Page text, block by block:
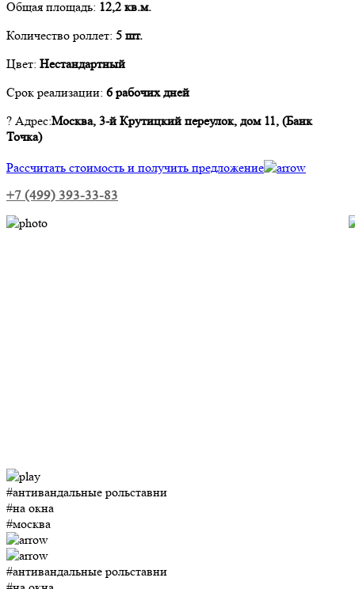
Общая площадь: 12,2 кв.м.
Количество роллет: 5 шт.
Цвет: Нестандартный
Срок реализации: 6 рабочих дней
? Адрес:Москва, 3-й Крутицкий переулок, дом 11, (Банк
Точка)
Рассчитать стоимость и получить предложение
+7 (499) 393-33-83
#антивандальные рольставни
#на окна
#москва
#антивандальные рольставни